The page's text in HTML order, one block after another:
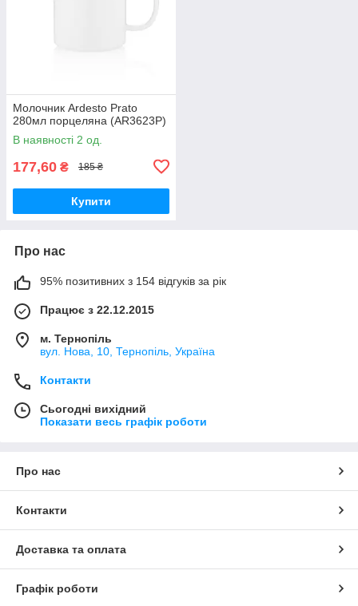
Молочник Ardesto Prato
280мл порцеляна (AR3623P)
В наявності 2 од.
177,60 ₴ 185 ₴
Купити
Про нас
95% позитивних з 154 відгуків за рік
Працює з 22.12.2015
м. Тернопіль
вул. Нова, 10, Тернопіль, Україна
Контакти
Сьогодні вихідний
Показати весь графік роботи
Про нас
Контакти
Доставка та оплата
Графік роботи